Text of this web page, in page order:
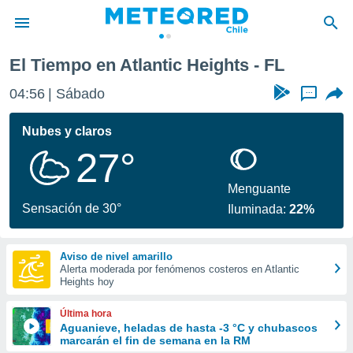
de
por
se
calidad.
a este
las
y
forma
digital
basada
El Tiempo en Atlantic Heights - FL
04:56 Sábado ...
Nubes y claros
27°
Sensación de 30°
Menguante
Iluminada:22%
Aviso de nivel amarillo
Alerta moderada por fenómenos costeros en Atlantic
Heights hoy
Última hora
Aguanieve, heladas de hasta -3 °C y chubascos
marcarán el fin de semana en la RM